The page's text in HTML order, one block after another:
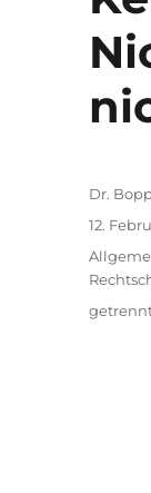
Autor
Dr.
am
12.